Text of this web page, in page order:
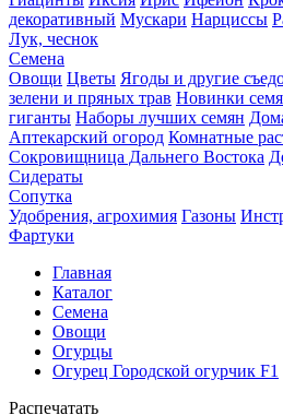
декоративный Мускари Нарциссы
Лук, чеснок
Семена
Овощи Цветы Ягоды и другие
зелени и пряных трав Новинки
гиганты Наборы лучших семян
Аптекарский огород Комнатные
Сокровищница Дальнего Востока
Сидераты
Сопутка
Удобрения, агрохимия Газоны
Фартуки
Главная
Каталог
Семена
Овощи
Огурцы
Огурец Городской огурчик F1
Распечатать